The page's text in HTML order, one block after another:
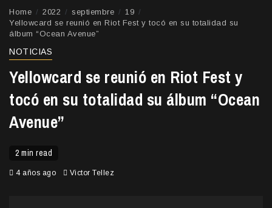
Home 2022 septiembre
19
Yellowcard se reunió en Riot Fest y tocó en su totalidad su
álbum “Ocean Avenue”
NOTICIAS
Yellowcard se reunió en Riot Fest y
tocó en su totalidad su álbum “Ocean
Avenue”
2 min read
4 años ago Victor Tellez